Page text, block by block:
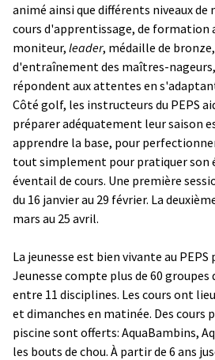
animé ainsi que différents niveaux
cours d'apprentissage, de formation
moniteur, leader, médaille de
d'entraînement des maîtres-
répondent aux attentes en
Côté golf, les instructeurs du PEPS
préparer adéquatement leur saison
apprendre la base, pour
tout simplement pour pratiquer son
éventail de cours. Une première
du 16 janvier au 29 février. La
mars au 25 avril.
La jeunesse est bien vivante au
Jeunesse compte plus de 60
entre 11 disciplines. Les cours ont
et dimanches en matinée. Des
piscine sont offerts: AquaBambins,
les bouts de chou. À partir de 6 ans